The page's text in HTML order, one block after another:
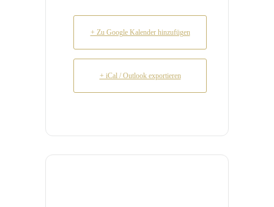
+ Zu Google Kalender hinzufügen
+ iCal / Outlook exportieren